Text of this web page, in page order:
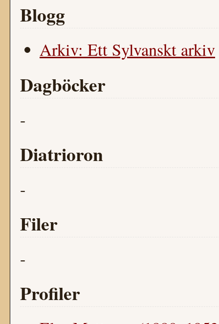
Blogg
Arkiv: Ett Sylvanskt arkiv
Dagböcker
-
Diatrioron
-
Filer
-
Profiler